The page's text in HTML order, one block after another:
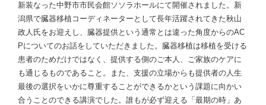
新装なった中野市市民会館ソソラホールにて開催されました。新
潟県で臓器移植コーディネーターとして長年活躍されてきた秋山
政人氏をお迎えし、臓器提供という通常とは違った角度からのAC
Pについてのお話をしていただきました。臓器移植は移植を受ける
患者のためだけではなく、提供する側のご本人、ご家族のケアに
も通じるものであること。また、支援の立場からも提供者の人生
最後の選択をいかに尊重することができるかという課題に向かい
合うことのできる講演でした。誰もが必ず迎える「最期の時」あ